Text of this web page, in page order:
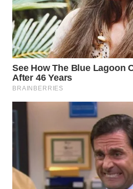
WN
KARO
WN
SIMALUNGUN
WN DELI